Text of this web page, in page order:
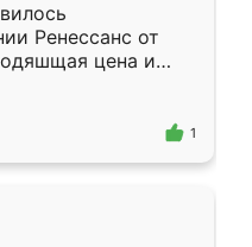
Ренессанс от
цена и
Приехавший
самый
1